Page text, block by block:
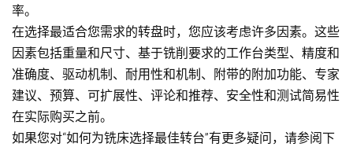
率。
在选择最适合您需求的转盘时，您应该考虑许多因素。这些
因素包括重量和尺寸、基于铣削要求的工作台类型、精度和
准确度、驱动机制、耐用性和机制、附带的附加功能、专家
建议、预算、可扩展性、评论和推荐、安全性和测试简易性
在实际购买之前。
如果您对“如何为铣床选择最佳转台”有更多疑问，请参阅下